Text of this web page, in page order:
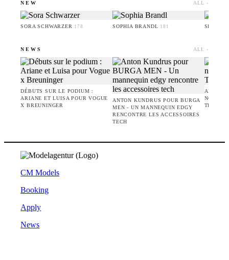
NEW ALL ›
SORA SCHWARZER 178 SOPHIA BRANDL 181
NEWS ALL ›
DÉBUTS SUR LE PODIUM :
ARIANE ET LUISA POUR VOGUE
X BREUNINGER
ANTON KUNDRUS POUR BURGA
MEN - UN MANNEQUIN EDGY
RENCONTRE LES ACCESSOIRES
TECH
AMIE
TEVEO
CM Models
Booking
Apply
News